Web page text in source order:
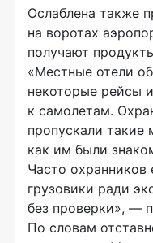
Ослаблена также
на воротах
получают
«Местные отели
некоторые рейсы
к самолетам.
пропускали
как им были
Часто
грузовики ради
без проверки», —
По словам